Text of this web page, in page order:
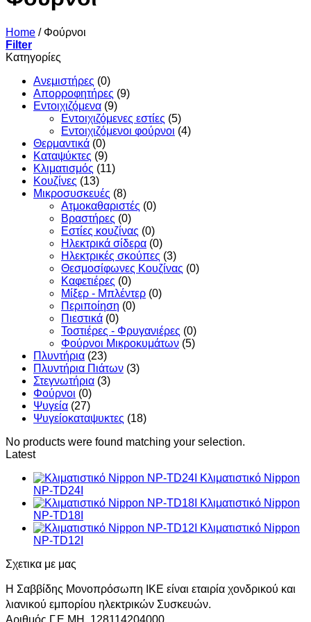
Home /Φούρνοι
Filter
Κατηγορίες
Ανεμιστήρες (0)
Απορροφητήρες (9)
Εντoιχιζόμενα (9)
Εντοιχιζόμενες εστίες (5)
Εντοιχιζόμενοι φούρνοι (4)
Θερμαντικά (0)
Καταψύκτες (9)
Κλιματισμός (11)
Κουζίνες (13)
Μικροσυσκευές (8)
Ατμοκαθαριστές (0)
Βραστήρες (0)
Εστίες κουζίνας (0)
Ηλεκτρικά σίδερα (0)
Ηλεκτρικές σκούπες (3)
Θεσμοσίφωνες Κουζίνας (0)
Καφετιέρες (0)
Μίξερ - Μπλέντερ (0)
Περιποίηση (0)
Πιεστικά (0)
Τοστιέρες - Φρυγανιέρες (0)
Φούρνοι Μικροκυμάτων (5)
Πλυντήρια (23)
Πλυντήρια Πιάτων (3)
Στεγνωτήρια (3)
Φούρνοι (0)
Ψυγεία (27)
Ψυγείοκαταψυκτες (18)
No products were found matching your selection.
Latest
Κλιματιστικό Nippon
NP-TD24I
Κλιματιστικό Nippon
NP-TD18I
Κλιματιστικό Nippon
NP-TD12I
Σχετικα με μας
Η Σαββίδης Μονοπρόσωπη ΙΚΕ είναι εταιρία χονδρικού και
λιανικού εμπορίου ηλεκτρικών Συσκευών.
Αριθμός Γ.Ε.ΜΗ. 128114204000